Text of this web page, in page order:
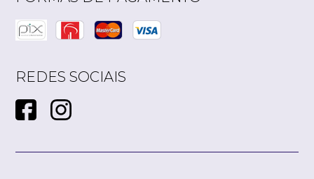
REDES SOCIAIS